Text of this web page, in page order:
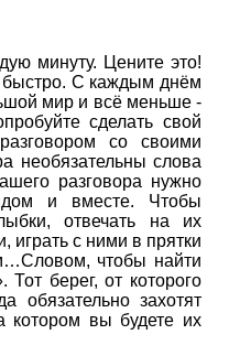
минуту. Цените это!
С каждым днём
мир и всё меньше -
сделать свой
со своими
необязательны слова
разговора нужно
и вместе. Чтобы
отвечать на их
играть с ними в прятки
чтобы найти
берег, от которого
обязательно захотят
котором вы будете их